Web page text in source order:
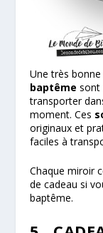
Une très bonne
baptême sont
transporter
moment. Ces
originaux et
faciles à
Chaque miroir
de cadeau si
baptême.